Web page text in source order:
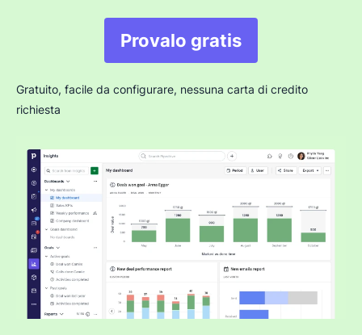
Provalo gratis
Gratuito, facile da configurare, nessuna carta di credito
richiesta